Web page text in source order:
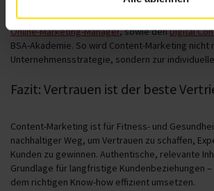
zur Content-Planung, als auch praktisches Kow-
erfolgreichen Contents erlernen möchten,
Online-Marketing-Manager, sowie denDigital
BSA-Akademie. So wird Content-Marketing nicht
Unternehmensstrategie, sondern zur
Fazit: Vertrauen ist der beste
Content-Marketing ist für Fitness- und
nachhaltiger Weg, um Vertrauen zu schaffen,
Kunden zu gewinnen. Authentische, relevante
Grundlage für langfristige Kundenbeziehungen
dem richtigen Know-how effizient umsetzen.